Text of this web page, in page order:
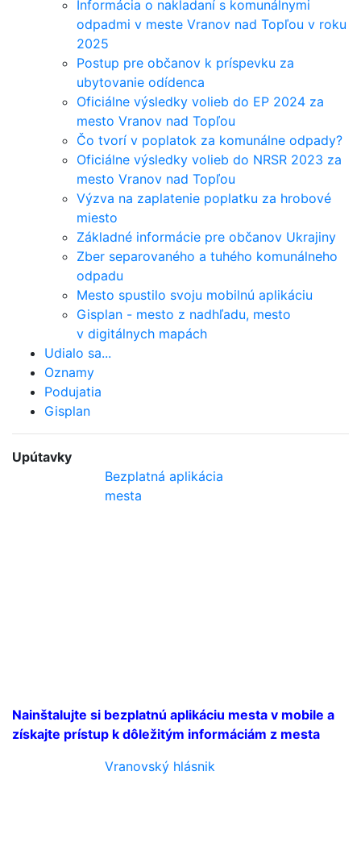
Informácia o nakladaní s komunálnymi
odpadmi v meste Vranov nad Topľou v roku
2025
Postup pre občanov k príspevku za
ubytovanie odídenca
Oficiálne výsledky volieb do EP 2024 za
mesto Vranov nad Topľou
Čo tvorí v poplatok za komunálne odpady?
Oficiálne výsledky volieb do NRSR 2023 za
mesto Vranov nad Topľou
Výzva na zaplatenie poplatku za hrobové
miesto
Základné informácie pre občanov Ukrajiny
Zber separovaného a tuhého komunálneho
odpadu
Mesto spustilo svoju mobilnú aplikáciu
Gisplan - mesto z nadhľadu, mesto
v digitálnych mapách
Udialo sa...
Oznamy
Podujatia
Gisplan
Upútavky
Bezplatná aplikácia
mesta
Nainštalujte si bezplatnú aplikáciu mesta v mobile a
získajte prístup k dôležitým informáciám z mesta
Vranovský hlásnik